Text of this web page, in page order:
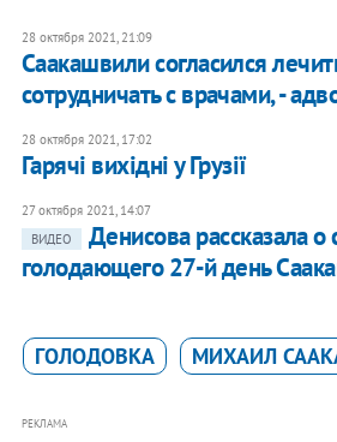
28 октября 2021, 21:09
Саакашвили согласился
сотрудничать с врачами, -
28 октября 2021, 17:02
Гарячі вихідні у Грузії
27 октября 2021, 14:07
ВИДЕО
Денисова рассказала о
голодающего 27-й день
ГОЛОДОВКА МИХАИЛ
РЕКЛАМА